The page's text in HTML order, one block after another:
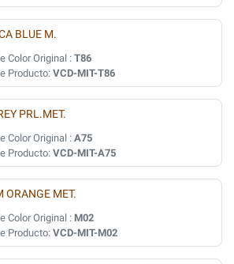
BLUE M.
Color Original : T86
Producto: VCD-MIT-T86
PRL.MET.
Color Original : A75
Producto: VCD-MIT-A75
ORANGE MET.
Color Original : M02
Producto: VCD-MIT-M02